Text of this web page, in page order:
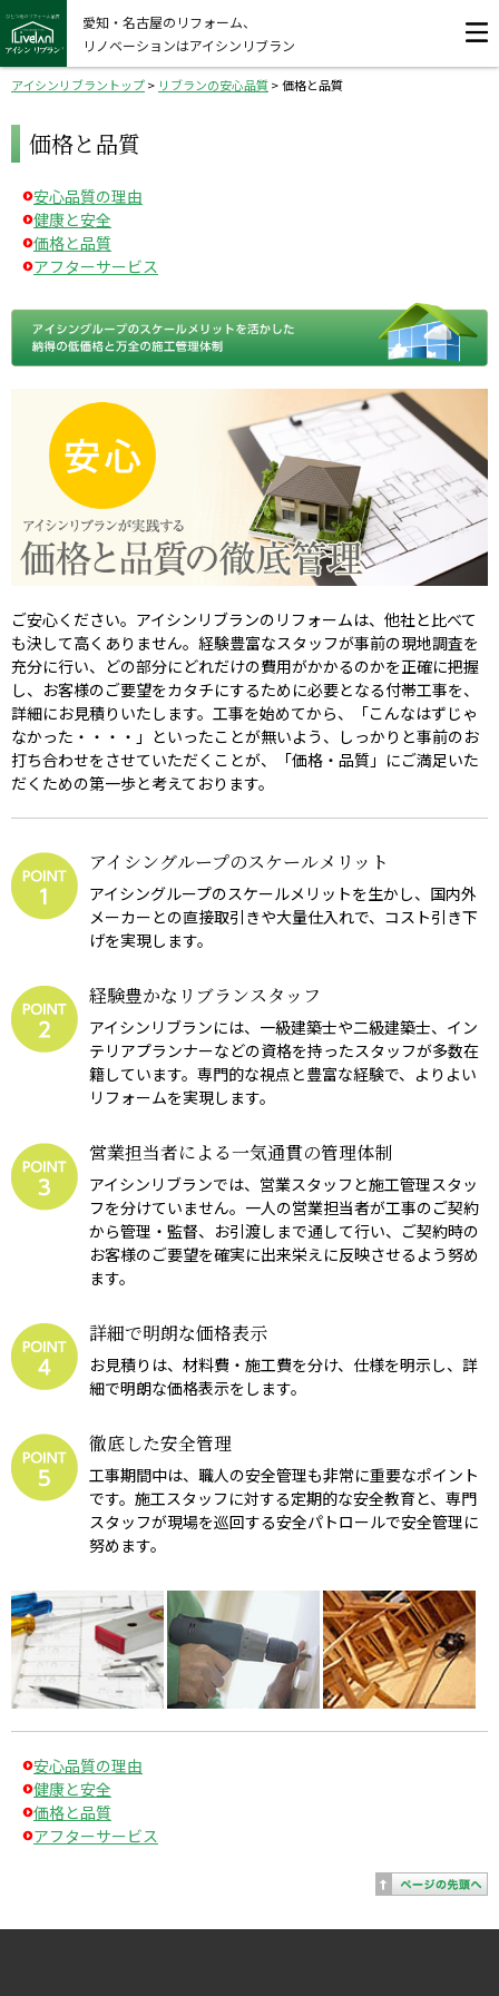
愛知・名古屋のリフォーム、
リノベーションはアイシンリブラン
アイシンリブラントップ> リブランの安心品質>価格と品質
価格と品質
安心品質の理由
健康と安全
価格と品質
アフターサービス
ご安心ください。アイシンリブランのリフォームは、他社と比べて
も決して高くありません。経験豊富なスタッフが事前の現地調査を
充分に行い、どの部分にどれだけの費用がかかるのかを正確に把握
し、お客様のご要望をカタチにするために必要となる付帯工事を、
詳細にお見積りいたします。工事を始めてから、「こんなはずじゃ
なかった・・・・」といったことが無いよう、しっかりと事前のお
打ち合わせをさせていただくことが、「価格・品質」にご満足いた
だくための第一歩と考えております。
アイシングループのスケールメリット
アイシングループのスケールメリットを生かし、国内外
メーカーとの直接取引きや大量仕入れで、コスト引き下
げを実現します。
経験豊かなリブランスタッフ
アイシンリブランには、一級建築士や二級建築士、イン
テリアプランナーなどの資格を持ったスタッフが多数在
籍しています。専門的な視点と豊富な経験で、よりよい
リフォームを実現します。
営業担当者による一気通貫の管理体制
アイシンリブランでは、営業スタッフと施工管理スタッ
フを分けていません。一人の営業担当者が工事のご契約
から管理・監督、お引渡しまで通して行い、ご契約時の
お客様のご要望を確実に出来栄えに反映させるよう努め
ます。
詳細で明朗な価格表示
お見積りは、材料費・施工費を分け、仕様を明示し、詳
細で明朗な価格表示をします。
徹底した安全管理
工事期間中は、職人の安全管理も非常に重要なポイント
です。施工スタッフに対する定期的な安全教育と、専門
スタッフが現場を巡回する安全パトロールで安全管理に
努めます。
安心品質の理由
健康と安全
価格と品質
アフターサービス